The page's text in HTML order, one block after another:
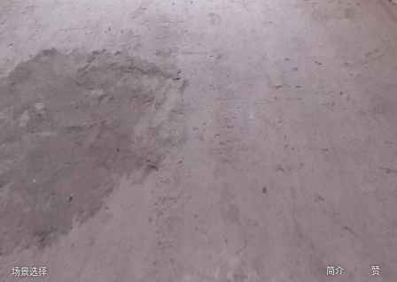
赞
简介
场景选择